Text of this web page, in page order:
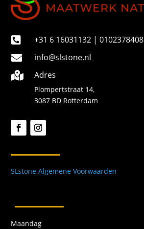

+31 6 16031132 | 0102378408

info@slstone.nl

Adres
Plompertstraat 14,
3087 BD Rotterdam
SLstone Algemene Voorwaarden
Maandag